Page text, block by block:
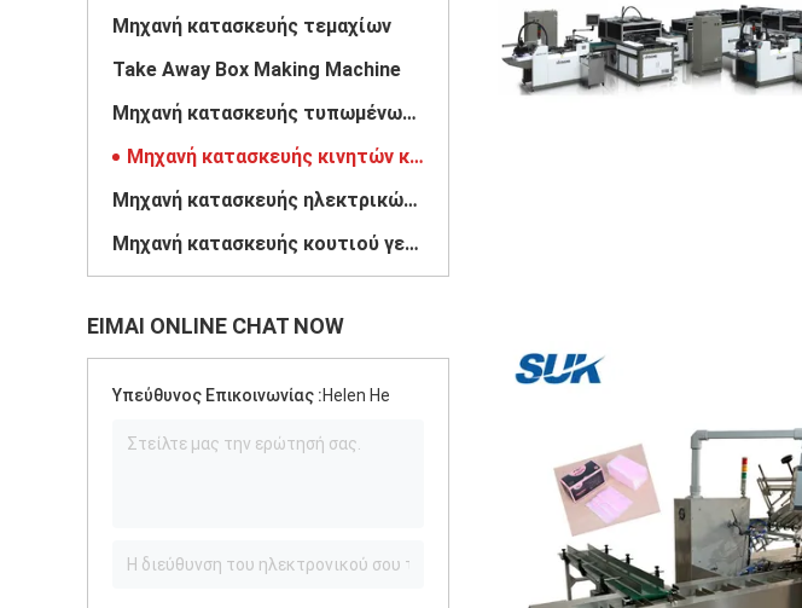
Μηχανή κατασκευής τεμαχίων
Take Away Box Making Machine
Μηχανή κατασκευής τυπωμένων κουτιών
Μηχανή κατασκευής κινητών κουτιών
Μηχανή κατασκευής ηλεκτρικών κουτιών
Μηχανή κατασκευής κουτιού γεύματος
ΕΊΜΑΙ ONLINE CHAT NOW
Υπεύθυνος Επικοινωνίας :Helen He